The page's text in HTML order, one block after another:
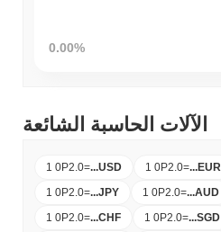
0.00%
الآلات الحاسبة الشائعة
1 0P2.0=...USD 1 0P2.0=...EUR
1 0P2.0=...JPY 1 0P2.0=...AUD
1 0P2.0=...CHF 1 0P2.0=...SGD